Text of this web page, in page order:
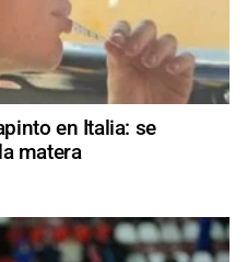
en Italia: se
matera